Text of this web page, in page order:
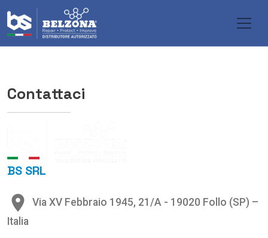
Contattaci
BS SRL
place
Via XV Febbraio 1945, 21/A - 19020 Follo (SP) –
Italia